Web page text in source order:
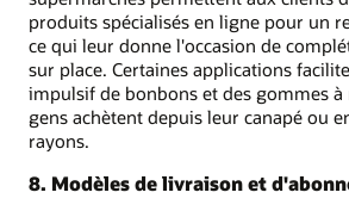
produits spécialisés en ligne pour un
ce qui leur donne l'occasion de
sur place. Certaines applications
impulsif de bonbons et des gommes à
gens achètent depuis leur canapé ou
rayons.
8. Modèles de livraison et